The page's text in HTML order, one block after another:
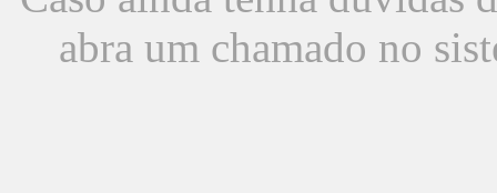
abra um chamado no